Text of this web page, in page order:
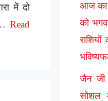
में दो
Read
आज का
को
जैन जी
सोशल